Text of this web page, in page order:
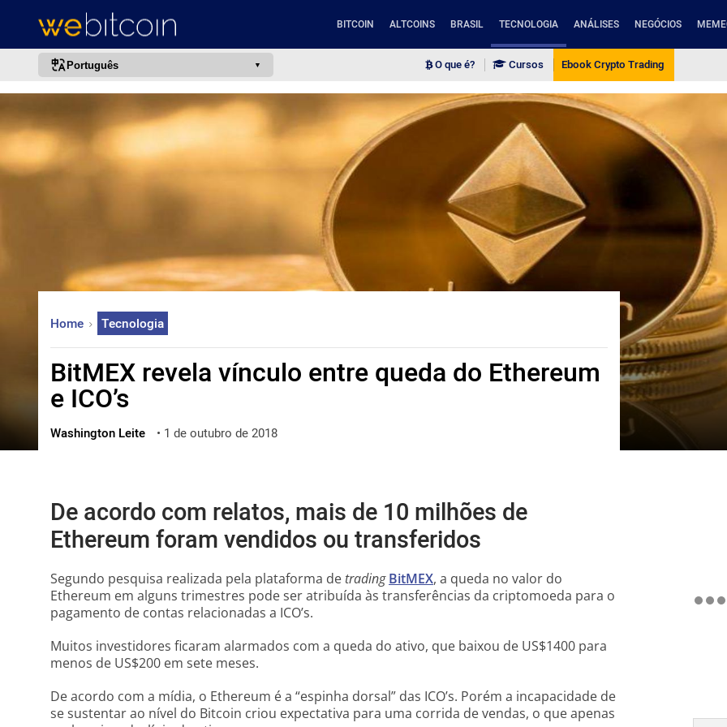
BITCOIN ALTCOINS BRASIL TECNOLOGIA ANÁLISES NEGÓCIOS
Português
english
中文
한국어
العربية
ไทย
ქართული
O que é? Cursos Ebook Crypto Trading
Home Tecnologia
BitMEX revela vínculo entre queda do Ethereum
e ICO’s
Washington Leite • 1 de outubro de 2018
De acordo com relatos, mais de 10 milhões de
Ethereum foram vendidos ou transferidos
Segundo pesquisa realizada pela plataforma de trading BitMEX, a queda no valor do
Ethereum em alguns trimestres pode ser atribuída às transferências da criptomoeda para o
pagamento de contas relacionadas a ICO’s.
Muitos investidores ficaram alarmados com a queda do ativo, que baixou de US$1400 para
menos de US$200 em sete meses.
De acordo com a mídia, o Ethereum é a “espinha dorsal” das ICO’s. Porém a incapacidade de
se sustentar ao nível do Bitcoin criou expectativa para uma corrida de vendas, o que apenas